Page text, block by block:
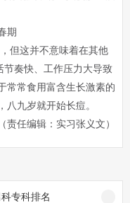
期
这并不意味着在其他
节奏快、工作压力大导致
常常食用富含生长激素的
九岁就开始长痘。
（责任编辑：实习张义文）
专科排名